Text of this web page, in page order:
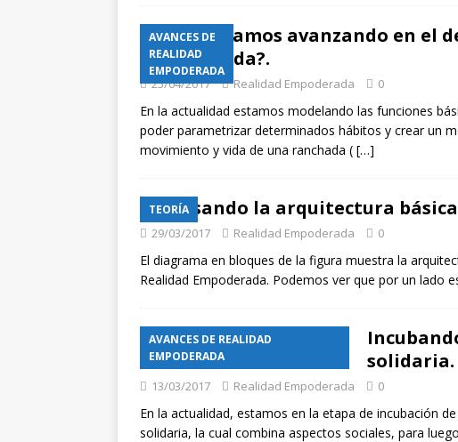
AVANCES DE
REALIDAD
EMPODERADA
¿Cómo vamos avanzando en el
Empoderada?.
25/04/2017 Realidad Empoderada 0
En la actualidad estamos modelando las funciones
poder parametrizar determinados hábitos y crear un
movimiento y vida de una ranchada ( […]
TEORÍA
Pensando la arquitectura
29/03/2017 Realidad Empoderada 0
El diagrama en bloques de la figura muestra la
Realidad Empoderada. Podemos ver que por un lado
AVANCES DE REALIDAD
EMPODERADA
solidaria.
13/03/2017 Realidad Empoderada 0
En la actualidad, estamos en la etapa de incubación
solidaria, la cual combina aspectos sociales, para